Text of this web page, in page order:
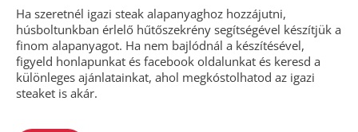
Ha szeretnél igazi steak alapanyaghoz hozzájutni,
húsboltunkban érlelő hűtőszekrény segítségével készítjük a
finom alapanyagot. Ha nem bajlódnál a készítésével,
figyeld honlapunkat és facebook oldalunkat és keresd a
különleges ajánlatainkat, ahol megkóstolhatod az igazi
steaket is akár.